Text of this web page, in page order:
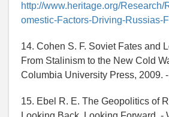
http://www.heritage.org/Research/
omestic-Factors-Driving-Russias-
14. Cohen S. F. Soviet Fates and
From Stalinism to the New Cold
Columbia University Press, 2009.
15. Ebel R. E. The Geopolitics of